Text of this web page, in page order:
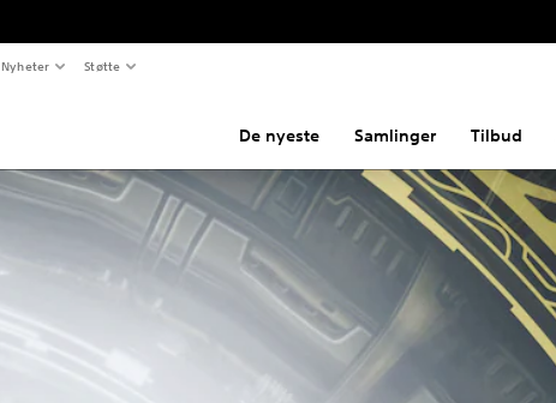
Nyheter Støtte
De nyeste Samlinger Tilbud